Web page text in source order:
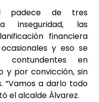
padece de tres
inseguridad, las
financiera
y eso se
contundentes en
y por convicción, sin
“Vamos a darlo todo
el alcalde Álvarez.